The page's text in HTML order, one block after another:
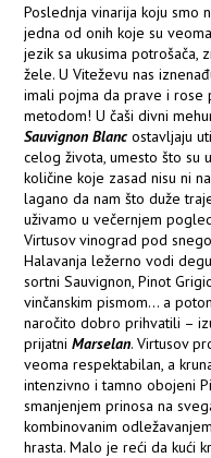
Poslednja vinarija koju smo
jedna od onih koje su
jezik sa ukusima potrošača,
žele. U Viteževu nas
imali pojma da prave i rose
metodom! U čaši divni
Sauvignon Blanc ostavljaju
celog života, umesto što su
količine koje zasad nisu ni
lagano da nam što duže
uživamo u večernjem
Virtusov vinograd pod
Halavanja ležerno vodi
sortni Sauvignon, Pinot
vinčanskim pismom... a
naročito dobro prihvatili –
prijatniMarselan. Virtusov
veoma respektabilan, a
intenzivno i tamno obojeni
smanjenjem prinosa na
kombinovanim
hrasta. Malo je reći da kući